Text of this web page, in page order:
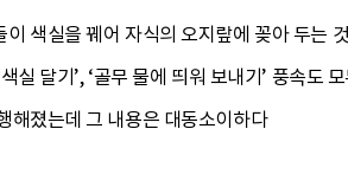
색실을 꿰어 자식의 오지랖에 꽂아 두는
실 달기’, ‘골무 물에 띄워 보내기’ 풍속도
해졌는데 그 내용은 대동소이하다